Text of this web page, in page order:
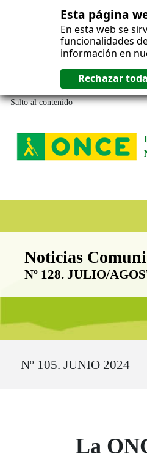
Esta página
En esta web se
funcionalidades
información en
Salto al contenido
Boletín
Noticias
Nº 128. JULIO/
Nº 105. JUNIO 2024
La